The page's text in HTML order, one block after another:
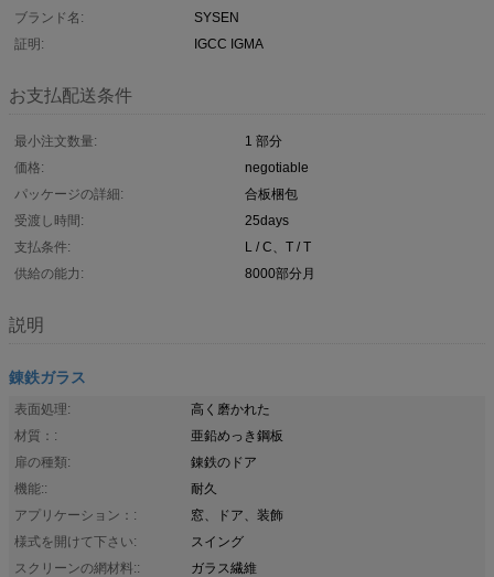
ブランド名:
SYSEN
証明:
IGCC IGMA
お支払配送条件
最小注文数量:
1 部分
価格:
negotiable
パッケージの詳細:
合板梱包
受渡し時間:
25days
支払条件:
L / C、T / T
供給の能力:
8000部分月
説明
錬鉄ガラス
表面処理:
高く磨かれた
材質：:
亜鉛めっき鋼板
扉の種類:
錬鉄のドア
機能::
耐久
アプリケーション：:
窓、ドア、装飾
様式を開けて下さい:
スイング
スクリーンの網材料::
ガラス繊維